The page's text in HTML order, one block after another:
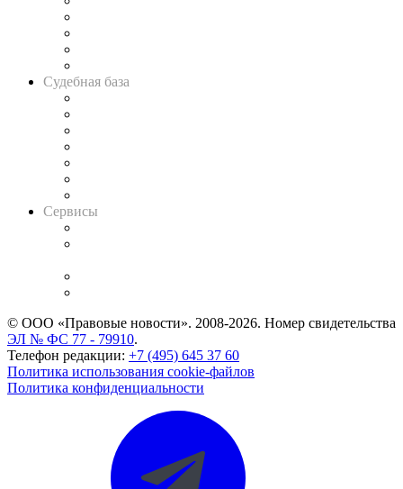
Судебная база
Сервисы
© ООО «Правовые новости». 2008-2026. Номер свидетельства
ЭЛ № ФС 77 - 79910.
Телефон редакции: +7 (495) 645 37 60
Политика использования cookie-файлов
Политика конфиденциальности